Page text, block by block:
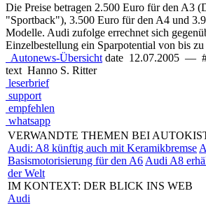
Die Preise betragen 2.500 Euro für den A3
"Sportback"), 3.500 Euro für den A4 und
Modelle. Audi zufolge errechnet sich
Einzelbestellung ein Sparpotential von bis
Autonews-Übersicht date 12.07.2005 —
text Hanno S. Ritter
leserbrief
support
empfehlen
whatsapp
VERWANDTE THEMEN BEI
Audi: A8 künftig auch mit Keramikbremse
Basismotorisierung für den A6 Audi A8
der Welt
IM KONTEXT: DER BLICK INS WEB
Audi